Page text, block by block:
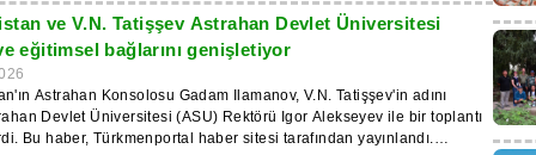
Binicilik Federasyonu Başkanı Bader Mohammed Al-Darviş, Katar
Shaqab” Binicilik Merkezi Genel Müdür Yardımcısı Halid Abdullah Al-
Annayev Uluslararası At Yetiştirme Akademisi Rektörü, Tarım
Türkmenistan Halk At Yetiştiricisi Pıgı Hocamuhammedov katıldı.
sporları, bilim ve eğitim alanlarında işbirliğini geliştirme
yasal temelini güçlendirmesi,
ve uzmanların eğitimi için koşullar yaratması ve ikili ilişkilerin
ve V.N. Tatişşev Astrahan Devlet Üniversitesi
eğitimsel bağlarını genişletiyor
Astrahan Konsolosu Gadam Ilamanov, V.N. Tatişşev'in adını
Devlet Üniversitesi (ASU) Rektörü Igor Alekseyev ile bir toplantı
Bu haber, Türkmenportal haber sitesi tarafından yayınlandı.